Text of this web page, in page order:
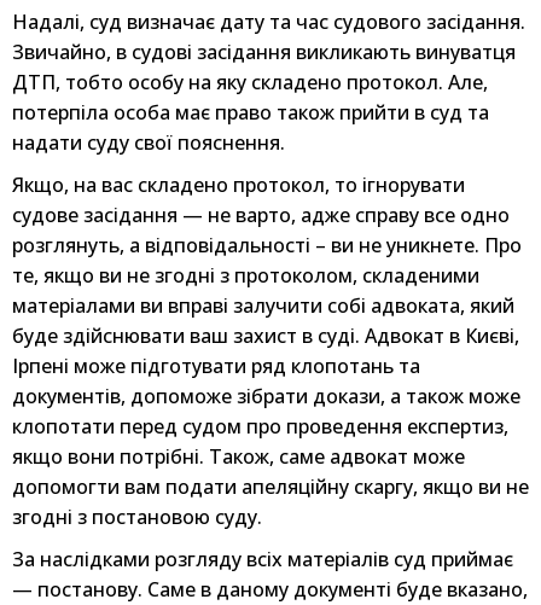
Надалі, суд визначає дату та час судового засідання.
Звичайно, в судові засідання викликають винуватця
ДТП, тобто особу на яку складено протокол. Але,
потерпіла особа має право також прийти в суд та
надати суду свої пояснення.
Якщо, на вас складено протокол, то ігнорувати
судове засідання — не варто, адже справу все одно
розглянуть, а відповідальності – ви не уникнете. Про
те, якщо ви не згодні з протоколом, складеними
матеріалами ви вправі залучити собі адвоката, який
буде здійснювати ваш захист в суді. Адвокат в Києві,
Ірпені може підготувати ряд клопотань та
документів, допоможе зібрати докази, а також може
клопотати перед судом про проведення експертиз,
якщо вони потрібні. Також, саме адвокат може
допомогти вам подати апеляційну скаргу, якщо ви не
згодні з постановою суду.
За наслідками розгляду всіх матеріалів суд приймає
— постанову. Саме в даному документі буде вказано,